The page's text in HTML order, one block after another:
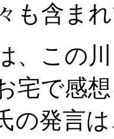
も含ま
、この
宅で感
の発言